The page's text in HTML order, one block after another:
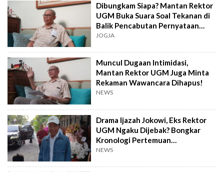
Dibungkam Siapa? Mantan Rektor
UGM Buka Suara Soal Tekanan di
Balik Pencabutan Pernyataan
Ijazah Jokowi
JOGJA
Muncul Dugaan Intimidasi,
Mantan Rektor UGM Juga Minta
Rekaman Wawancara Dihapus!
NEWS
Drama Ijazah Jokowi, Eks Rektor
UGM Ngaku Dijebak? Bongkar
Kronologi Pertemuan
Kontroversial
NEWS